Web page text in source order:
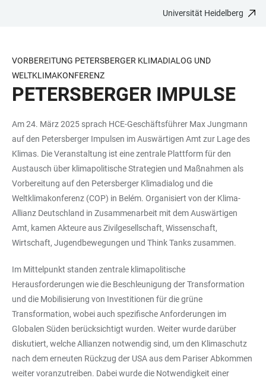
BARRIEREFREIHEIT
Universität Heidelberg
VORBEREITUNG PETERSBERGER KLIMADIALOG UND
WELTKLIMAKONFERENZ
PETERSBERGER IMPULSE
Am 24. März 2025 sprach HCE-Geschäftsführer Max Jungmann
auf den Petersberger Impulsen im Auswärtigen Amt zur Lage des
Klimas. Die Veranstaltung ist eine zentrale Plattform für den
Austausch über klimapolitische Strategien und Maßnahmen als
Vorbereitung auf den Petersberger Klimadialog und die
Weltklimakonferenz (COP) in Belém. Organisiert von der Klima-
Allianz Deutschland in Zusammenarbeit mit dem Auswärtigen
Amt, kamen Akteure aus Zivilgesellschaft, Wissenschaft,
Wirtschaft, Jugendbewegungen und Think Tanks zusammen.
Im Mittelpunkt standen zentrale klimapolitische
Herausforderungen wie die Beschleunigung der Transformation
und die Mobilisierung von Investitionen für die grüne
Transformation, wobei auch spezifische Anforderungen im
Globalen Süden berücksichtigt wurden. Weiter wurde darüber
diskutiert, welche Allianzen notwendig sind, um den Klimaschutz
nach dem erneuten Rückzug der USA aus dem Pariser Abkommen
weiter voranzutreiben. Dabei wurde die Notwendigkeit einer